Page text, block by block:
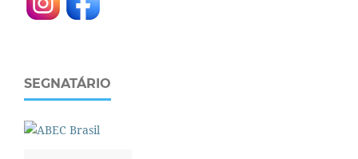
SEGNATÁRIO